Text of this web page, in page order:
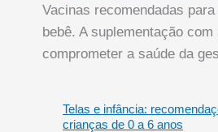
Vacinas recomendadas
bebê. A suplementação
comprometer a saúde da
Telas e infância:
crianças de 0 a 6 anos